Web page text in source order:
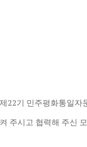
22기 민주평화통일자
주시고 협력해 주신